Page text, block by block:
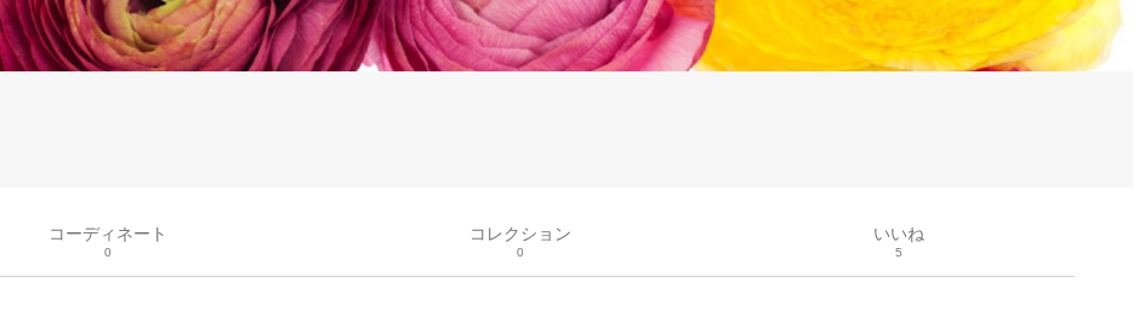
コーディネート
0
コレクション
0
いいね
5